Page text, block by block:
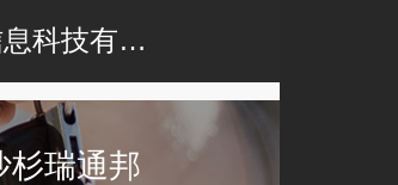
长沙杉瑞通邦信息科技有限公司
杉瑞通邦